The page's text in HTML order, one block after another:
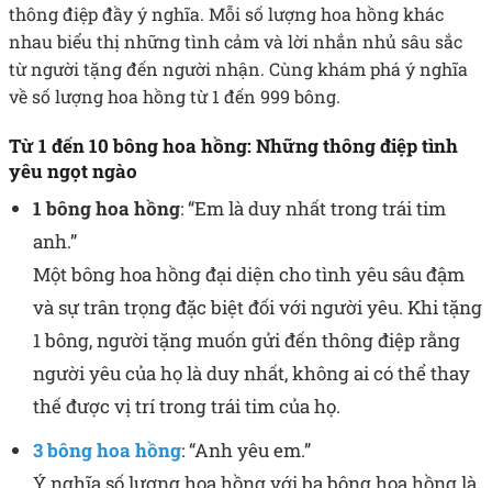
thông điệp đầy ý nghĩa. Mỗi số lượng hoa hồng khác
nhau biểu thị những tình cảm và lời nhắn nhủ sâu sắc
từ người tặng đến người nhận. Cùng khám phá ý nghĩa
về số lượng hoa hồng từ 1 đến 999 bông.
Từ 1 đến 10 bông hoa hồng: Những thông điệp tình
yêu ngọt ngào
1 bông hoa hồng: “Em là duy nhất trong trái tim
anh.”
Một bông hoa hồng đại diện cho tình yêu sâu đậm
và sự trân trọng đặc biệt đối với người yêu. Khi tặng
1 bông, người tặng muốn gửi đến thông điệp rằng
người yêu của họ là duy nhất, không ai có thể thay
thế được vị trí trong trái tim của họ.
3 bông hoa hồng: “Anh yêu em.”